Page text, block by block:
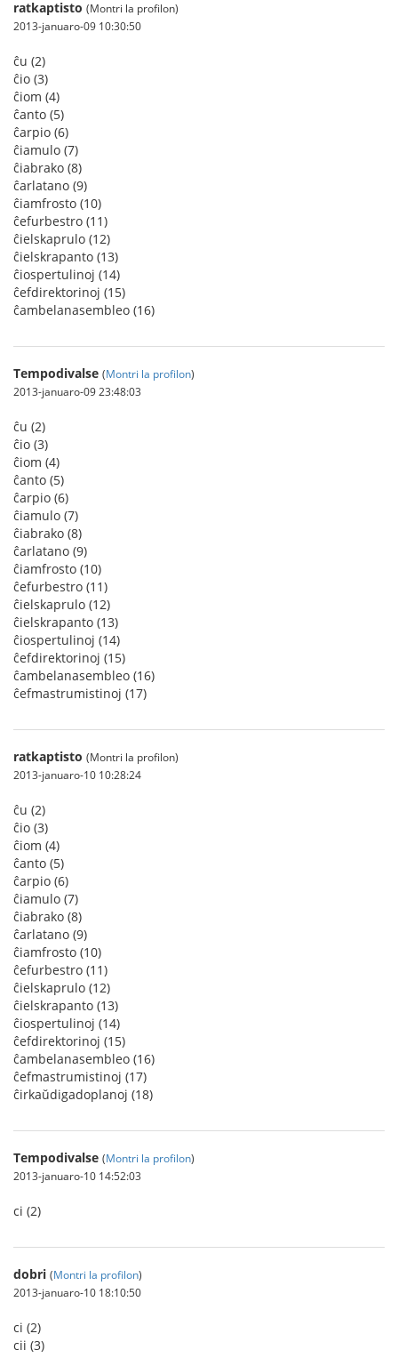
ratkaptisto (Montri la profilon)
2013-januaro-09 10:30:50
ĉu (2)
ĉio (3)
ĉiom (4)
ĉanto (5)
ĉarpio (6)
ĉiamulo (7)
ĉiabrako (8)
ĉarlatano (9)
ĉiamfrosto (10)
ĉefurbestro (11)
ĉielskaprulo (12)
ĉielskrapanto (13)
ĉiospertulinoj (14)
ĉefdirektorinoj (15)
ĉambelanasembleo (16)
Tempodivalse (Montri la profilon)
2013-januaro-09 23:48:03
ĉu (2)
ĉio (3)
ĉiom (4)
ĉanto (5)
ĉarpio (6)
ĉiamulo (7)
ĉiabrako (8)
ĉarlatano (9)
ĉiamfrosto (10)
ĉefurbestro (11)
ĉielskaprulo (12)
ĉielskrapanto (13)
ĉiospertulinoj (14)
ĉefdirektorinoj (15)
ĉambelanasembleo (16)
ĉefmastrumistinoj (17)
ratkaptisto (Montri la profilon)
2013-januaro-10 10:28:24
ĉu (2)
ĉio (3)
ĉiom (4)
ĉanto (5)
ĉarpio (6)
ĉiamulo (7)
ĉiabrako (8)
ĉarlatano (9)
ĉiamfrosto (10)
ĉefurbestro (11)
ĉielskaprulo (12)
ĉielskrapanto (13)
ĉiospertulinoj (14)
ĉefdirektorinoj (15)
ĉambelanasembleo (16)
ĉefmastrumistinoj (17)
ĉirkaŭdigadoplanoj (18)
Tempodivalse (Montri la profilon)
2013-januaro-10 14:52:03
ci (2)
dobri (Montri la profilon)
2013-januaro-10 18:10:50
ci (2)
cii (3)